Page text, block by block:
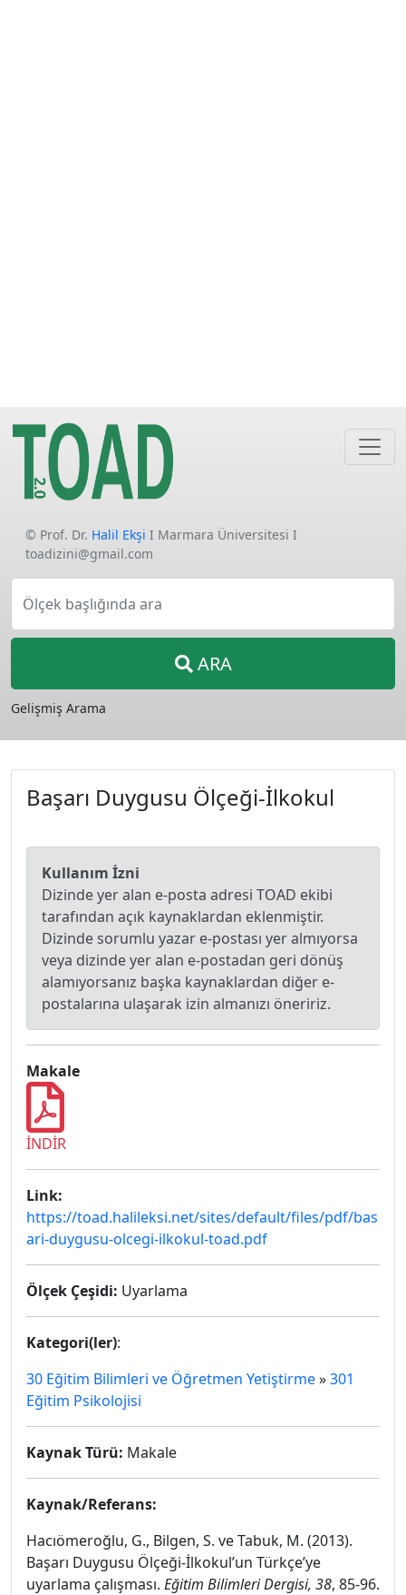
© Prof. Dr. Halil Ekşi I Marmara Üniversitesi I
toadizini@gmail.com
Ölçek başlığında ara
ARA
Gelişmiş Arama
Başarı Duygusu Ölçeği-İlkokul
Kullanım İzni
Dizinde yer alan e-posta adresi TOAD ekibi
tarafından açık kaynaklardan eklenmiştir.
Dizinde sorumlu yazar e-postası yer almıyorsa
veya dizinde yer alan e-postadan geri dönüş
alamıyorsanız başka kaynaklardan diğer e-
postalarına ulaşarak izin almanızı öneririz.
Makale
İNDİR
Link:
https://toad.halileksi.net/sites/default/files/pdf/bas
ari-duygusu-olcegi-ilkokul-toad.pdf
Ölçek Çeşidi: Uyarlama
Kategori(ler):
30 Eğitim Bilimleri ve Öğretmen Yetiştirme»301
Eğitim Psikolojisi
Kaynak Türü: Makale
Kaynak/Referans:
Hacıömeroğlu, G., Bilgen, S. ve Tabuk, M. (2013).
Başarı Duygusu Ölçeği-İlkokul’un Türkçe’ye
uyarlama çalışması. Eğitim Bilimleri Dergisi, 38, 85-96.